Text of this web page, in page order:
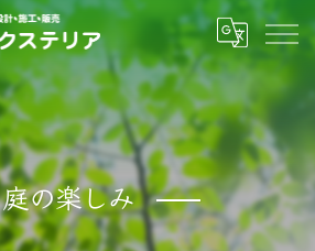
庭の楽しみ